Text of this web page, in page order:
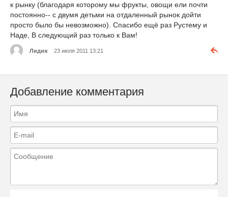
к рынку (благодаря которому мы фрукты, овощи ели почти
постоянно-- с двумя детьми на отдаленный рынок дойти
просто было бы невозможно). Спасибо ещё раз Рустему и
Наде, В следующий раз только к Вам!
Лидия 23 июля 2011 13:21
Добавление комментария